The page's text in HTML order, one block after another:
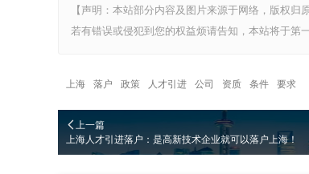
【声明：本站部分内容及图片来源于网络，版权
若有错误或侵犯到您的权益烦请告知，本站将于第
上海 落户 政策 人才引进 公司 资质 条件 要求
上一篇
上海人才引进落户：是高新技术企业就可以落户上海！